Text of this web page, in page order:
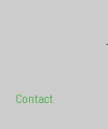
Contact